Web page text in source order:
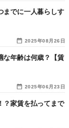
2025年08月26日
までに一人暮らしす
2025年06月23日
な年齢は何歳？【賃
？家賃を払ってまで